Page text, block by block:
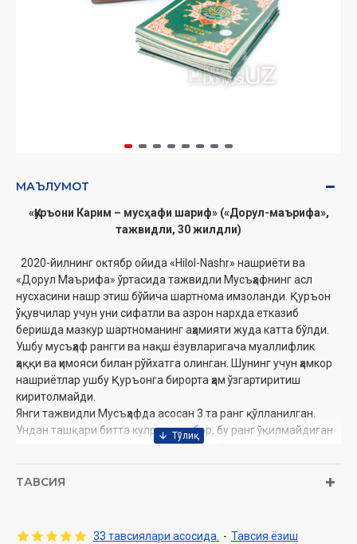
МАЪЛУМОТ
«Қуръони Карим – мусҳафи шариф» («Дорул-маърифа»,
тажвидли, 30 жилдли)
2020-йилнинг октябр ойида «Hilol-Nashr» нашриёти ва
«Дорул Маърифа» ўртасида тажвидли Мусъҳафнинг асл
нусхасини нашр этиш бўйича шартнома имзоланди. Қуръон
ўқувчилар учун уни сифатли ва азрон нархда етказиб
беришда мазкур шартноманинг аҳамияти жуда катта бўлди.
Ушбу мусъҳаф рангги ва нақш ёзувларигача муаллифлик
ҳаққи ва ҳимояси билан рўйхатга олинган. Шунинг учун ҳамкор
нашриётлар ушбу Қуръонга бирорта ҳам ўзгартиритиш
киритолмайди.
Янги тажвидли Мусъҳафда асосан 3 та ранг қўлланилган.
Ундан ташқари битта кулранг ҳам бор, бу ранг ўқилмайдиган
ҳарфлар учун ишлатилган. Лекин асосий тажвид
яшил ва кўк ранглардир.
Кўк ранг – қалқала ва таҳфимни ифода қилади.
ТАВСИЯ
33 тавсиялари асосида. - Тавсия ёзиш